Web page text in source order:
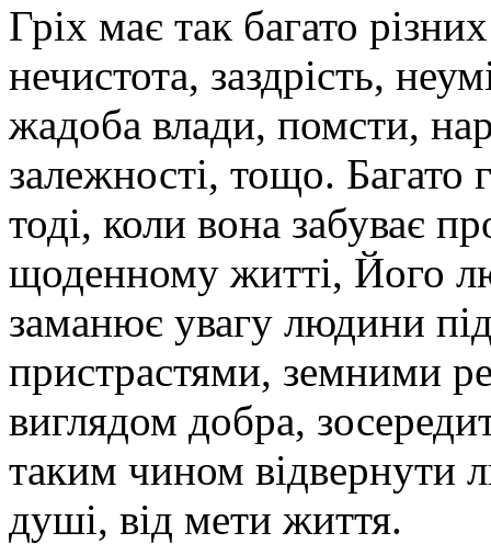
Гріх має так багато
нечистота, заздрість,
жадоба влади, помсти,
залежності, тощо. Багато
тоді, коли вона забуває
щоденному житті, Його
заманює увагу людини
пристрастями, земними
виглядом добра,
таким чином відвернути
душі, від мети життя.